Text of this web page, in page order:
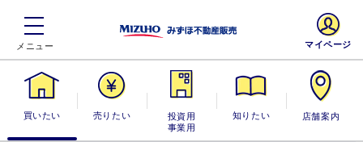
買いたい 売りたい
投資用・事業
用
知りたい 店舗案内
マイページ